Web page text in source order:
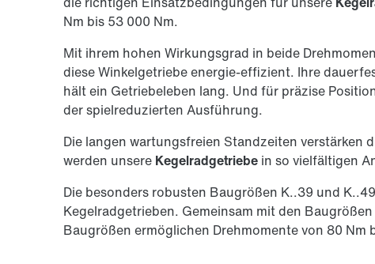
Nm bis 53 000 Nm.
Mit ihrem hohen Wirkungsgrad in beide
diese Winkelgetriebe energie-effizient. Ihre
hält ein Getriebeleben lang. Und für präzise
der spielreduzierten Ausführung.
Die langen wartungsfreien Standzeiten verstärken
werden unsere Kegelradgetriebe in so vielfältigen
Die besonders robusten Baugrößen K..39 und
Kegelradgetrieben. Gemeinsam mit den
Baugrößen ermöglichen Drehmomente von 80 Nm